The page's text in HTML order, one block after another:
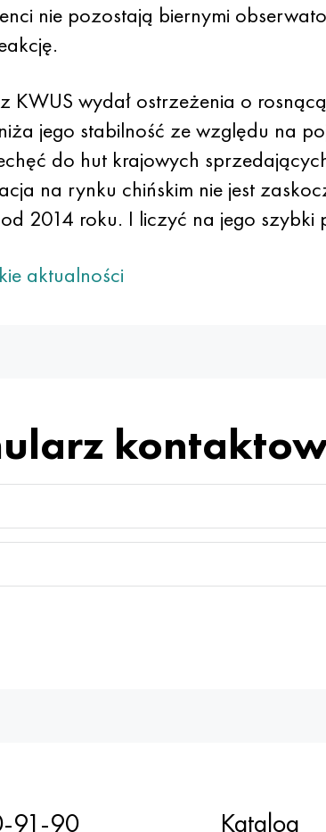
nie pozostają biernymi
KWUS wydał ostrzeżenia o
jego stabilność ze względu na
do hut krajowych
na rynku chińskim nie jest
2014 roku. I liczyć na jego
aktualności
91-90 Katalog